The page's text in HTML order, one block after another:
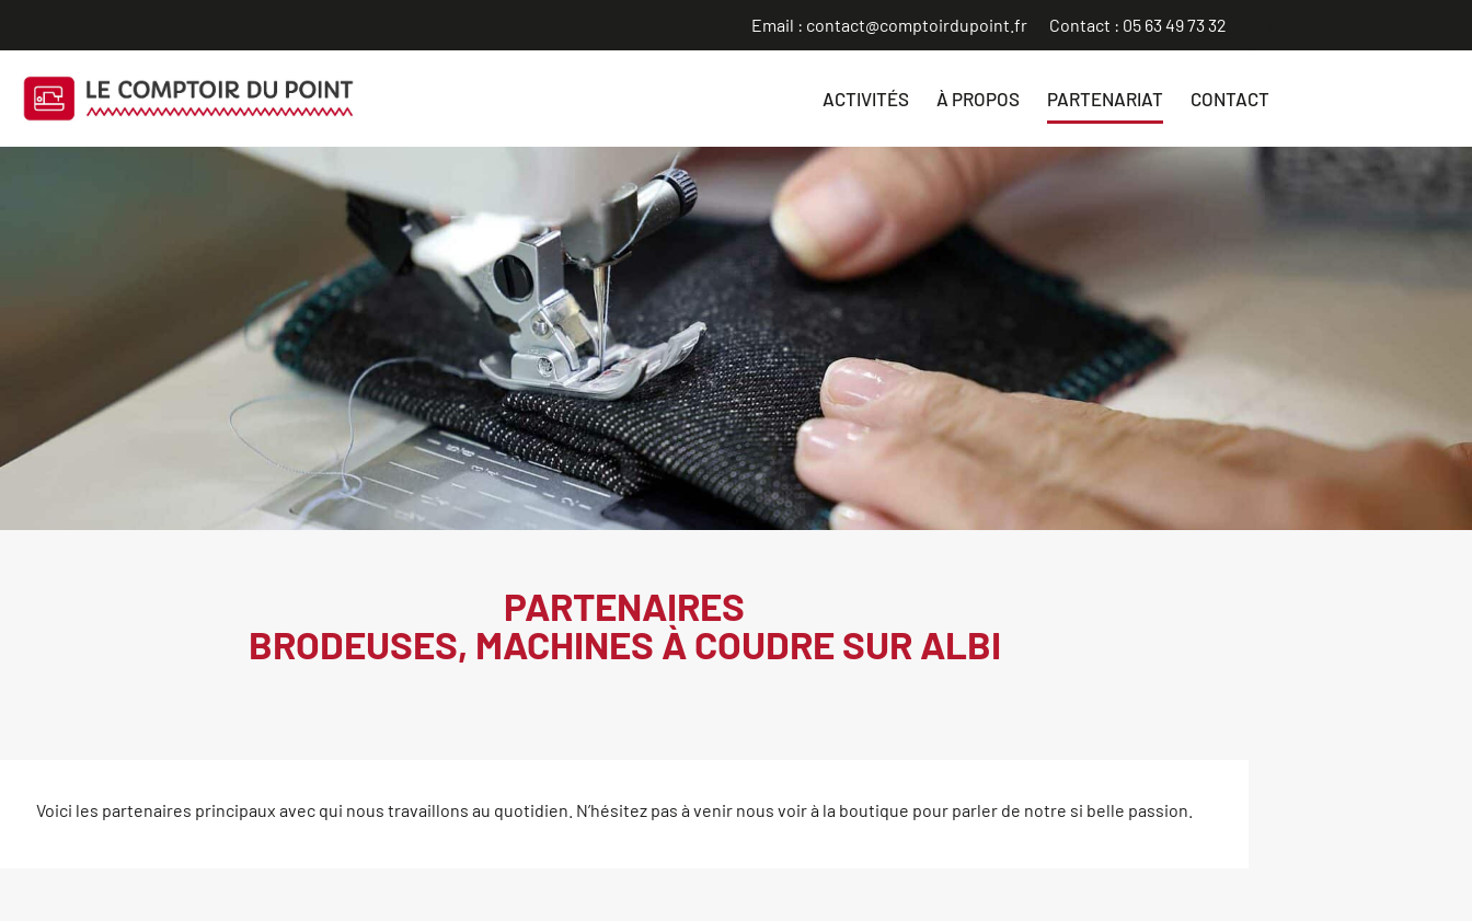
Email : contact@comptoirdupoint.fr Contact : 05 63 49 73 32
ACTIVITÉS À PROPOS PARTENARIAT CONTACT
PARTENAIRES
BRODEUSES, MACHINES À COUDRE SUR ALBI
Voici les partenaires principaux avec qui nous travaillons au quotidien. N’hésitez pas à venir nous voir à la boutique pour parler de notre si belle passion.